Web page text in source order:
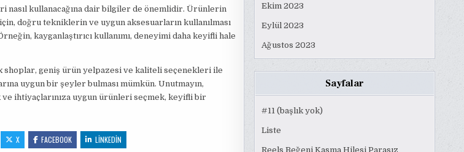
nasıl kullanacağına dair bilgiler de önemlidir. Ürünlerin
doğru tekniklerin ve uygun aksesuarların kullanılması
kayganlaştırıcı kullanımı, deneyimi daha keyifli hale
shoplar, geniş ürün yelpazesi ve kaliteli seçenekleri ile
uygun bir şeyler bulması mümkün. Unutmayın,
ihtiyaçlarınıza uygun ürünleri seçmek, keyifli bir
X FACEBOOK LINKEDIN
Ekim 2023
Eylül 2023
Ağustos 2023
Sayfalar
#11 (başlık yok)
Liste
Reels Beğeni Kasma Hilesi Parasız